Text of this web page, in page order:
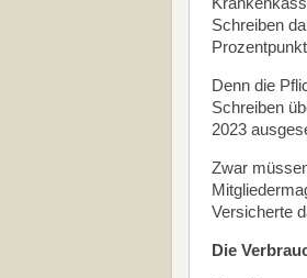
Schreiben
Denn die
Schreiben
2023
Zwar
Versicherte
Die